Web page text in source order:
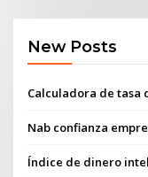
New Posts
Calculadora de tasa
Nab confianza
Índice de dinero